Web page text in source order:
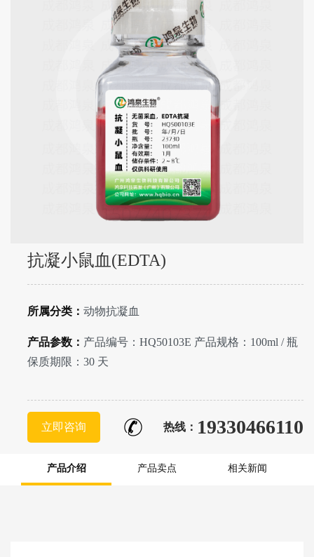
抗凝小鼠血(EDTA)
所属分类： 动物抗凝血
产品参数： 产品编号：HQ50103E 产品规格：100ml / 瓶
保质期限：30 天
立即咨询 热线： 19330466110
产品介绍 产品卖点 相关新闻